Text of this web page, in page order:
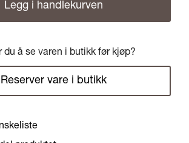
Legg i handlekurven
du å se varen i butikk før kjøp?
Reserver vare i butikk